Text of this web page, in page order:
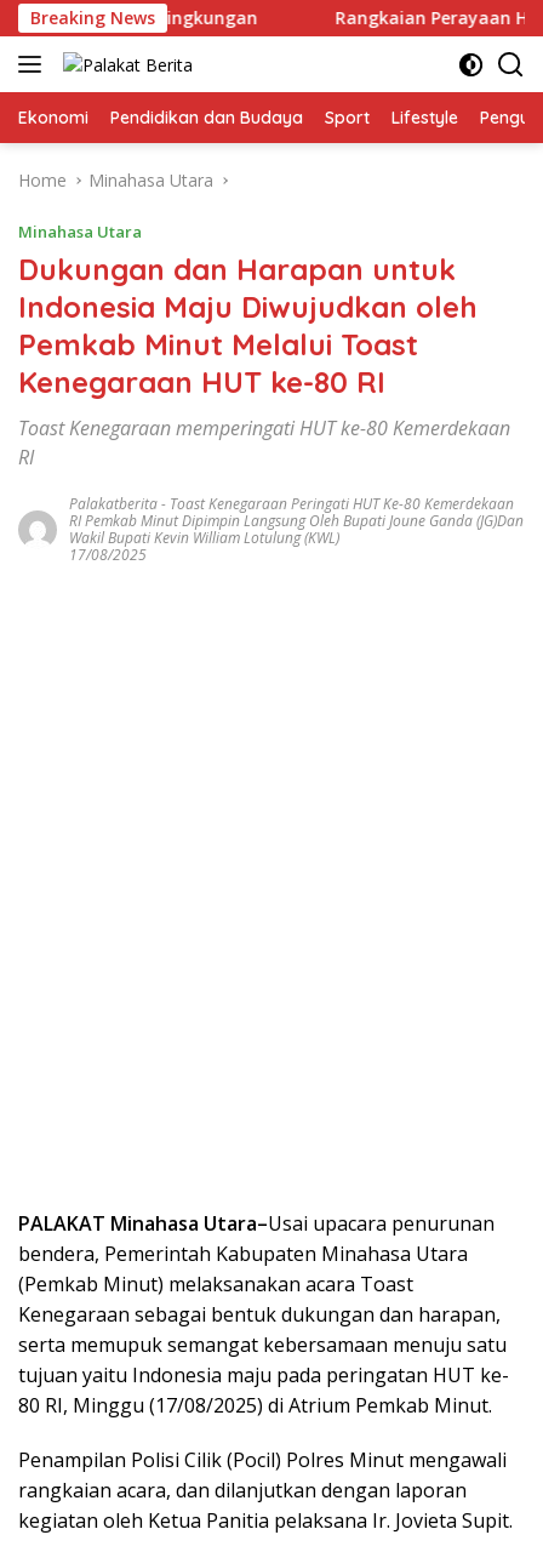
Skip
to
content
Breaking News
Ramah Lingkungan Rangkaian Perayaan HUT
Ekonomi Pendidikan dan Budaya Sport Lifestyle
Home Minahasa Utara
Minahasa Utara
Dukungan dan Harapan untuk
Indonesia Maju Diwujudkan oleh
Pemkab Minut Melalui Toast
Kenegaraan HUT ke-80 RI
Toast Kenegaraan memperingati HUT ke-80 Kemerdekaan
RI
Palakatberita- Toast Kenegaraan Peringati HUT Ke-80 Kemerdekaan
RI Pemkab Minut Dipimpin Langsung Oleh Bupati Joune Ganda (JG)dan
Wakil Bupati Kevin William Lotulung (KWL)
17/08/2025
PALAKAT Minahasa Utara–Usai upacara penurunan
bendera, Pemerintah Kabupaten Minahasa Utara
(Pemkab Minut) melaksanakan acara Toast
Kenegaraan sebagai bentuk dukungan dan harapan,
serta memupuk semangat kebersamaan menuju satu
tujuan yaitu Indonesia maju pada peringatan HUT ke-
80 RI, Minggu (17/08/2025) di Atrium Pemkab Minut.
Penampilan Polisi Cilik (Pocil) Polres Minut mengawali
rangkaian acara, dan dilanjutkan dengan laporan
kegiatan oleh Ketua Panitia pelaksana Ir. Jovieta Supit.